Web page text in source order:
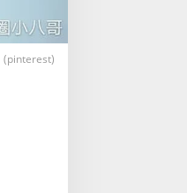
(pinterest)